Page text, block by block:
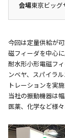
会場東京ビッグ
今回は定量供給が
磁フィーダを中心
耐水形小形電磁フ
ンベヤ、スパイラ
トレーションを実施
当社の振動機器は
医薬、化学など様